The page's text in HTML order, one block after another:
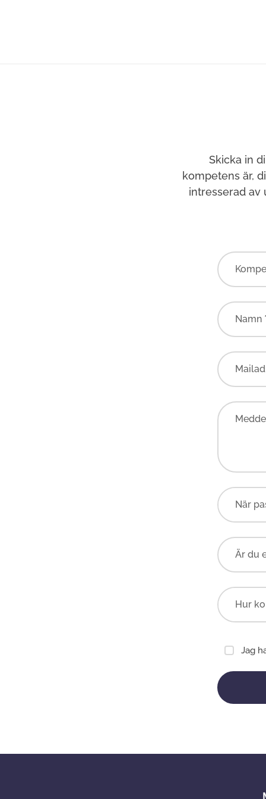
Skicka in
kompetens är,
intresserad av
Namn
Är du
Jag